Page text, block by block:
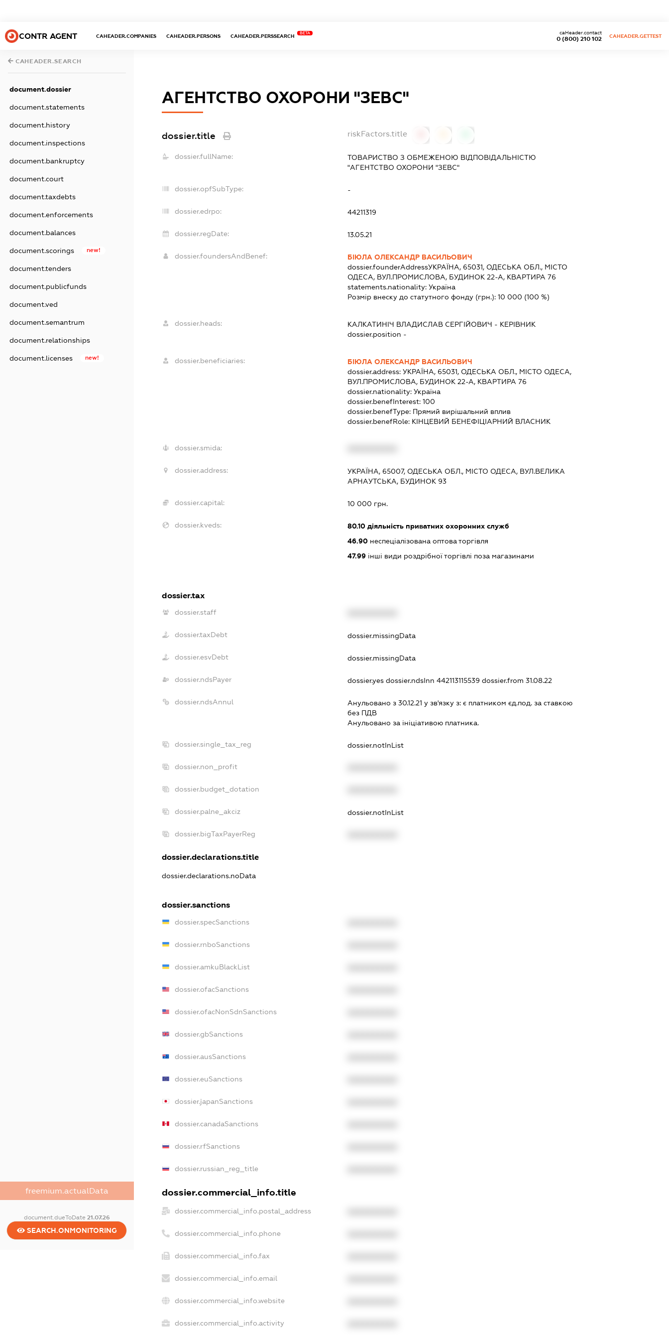
CONTR AGENT CAHEADER.COMPANIES CAHEADER.PERSONS CAHEADER.PERSSEARCH
BETA
0 (800) 210 102
caHeader.contact
CAHEADER.GETTEST
CAHEADER.SEARCH
document.dossier
document.statements
document.history
document.inspections
document.bankruptcy
document.court
document.taxdebts
document.enforcements
document.balances
document.scorings new!
document.tenders
document.publicfunds
document.ved
document.semantrum
document.relationships
document.licenses new!
freemium.actualData
document.dueToDate 21.07.26
SEARCH.ONMONITORING
АГЕНТСТВО ОХОРОНИ "ЗЕВС"
dossier.title riskFactors.title
dossier.fullName:
ТОВАРИСТВО З ОБМЕЖЕНОЮ ВІДПОВІДАЛЬНІСТЮ
"АГЕНТСТВО ОХОРОНИ "ЗЕВС"
dossier.opfSubType: -
dossier.edrpo: 44211319
dossier.regDate: 13.05.21
dossier.foundersAndBenef:
БІЮЛА ОЛЕКСАНДР ВАСИЛЬОВИЧ
dossier.founderAddressУКРАЇНА, 65031, ОДЕСЬКА ОБЛ., МІСТО
ОДЕСА, ВУЛ.ПРОМИСЛОВА, БУДИНОК 22-А, КВАРТИРА 76
statements.nationality: Україна
Розмір внеску до статутного фонду (грн.): 10 000 (100 %)
dossier.heads: КАЛКАТИНІЧ ВЛАДИСЛАВ СЕРГІЙОВИЧ - КЕРІВНИК
dossier.position -
dossier.beneficiaries:
БІЮЛА ОЛЕКСАНДР ВАСИЛЬОВИЧ
dossier.address: УКРАЇНА, 65031, ОДЕСЬКА ОБЛ., МІСТО ОДЕСА,
ВУЛ.ПРОМИСЛОВА, БУДИНОК 22-А, КВАРТИРА 76
dossier.nationality: Україна
dossier.benefInterest: 100
dossier.benefType: Прямий вирішальний вплив
dossier.benefRole: КІНЦЕВИЙ БЕНЕФІЦІАРНИЙ ВЛАСНИК
dossier.smida:
dossier.address:
УКРАЇНА, 65007, ОДЕСЬКА ОБЛ., МІСТО ОДЕСА, ВУЛ.ВЕЛИКА
АРНАУТСЬКА, БУДИНОК 93
dossier.capital: 10 000 грн.
dossier.kveds: 80.10діяльність приватних охоронних служб
46.90неспеціалізована оптова торгівля
47.99інші види роздрібної торгівлі поза магазинами
dossier.tax
dossier.staff
dossier.taxDebt dossier.missingData
dossier.esvDebt dossier.missingData
dossier.ndsPayer dossier.yes dossier.ndsInn 442113115539 dossier.from 31.08.22
dossier.ndsAnnul Анульовано з 30.12.21 у зв'язку з: є платником єд.под. за ставкою
без ПДВ
Анульовано за iнiцiативою платника.
dossier.single_tax_reg dossier.notInList
dossier.non_profit
dossier.budget_dotation
dossier.palne_akciz dossier.notInList
dossier.bigTaxPayerReg
dossier.declarations.title
dossier.declarations.noData
dossier.sanctions
dossier.specSanctions
dossier.rnboSanctions
dossier.amkuBlackList
dossier.ofacSanctions
dossier.ofacNonSdnSanctions
dossier.gbSanctions
dossier.ausSanctions
dossier.euSanctions
dossier.japanSanctions
dossier.canadaSanctions
dossier.rfSanctions
dossier.russian_reg_title
dossier.commercial_info.title
dossier.commercial_info.postal_address
dossier.commercial_info.phone
dossier.commercial_info.fax
dossier.commercial_info.email
dossier.commercial_info.website
dossier.commercial_info.activity